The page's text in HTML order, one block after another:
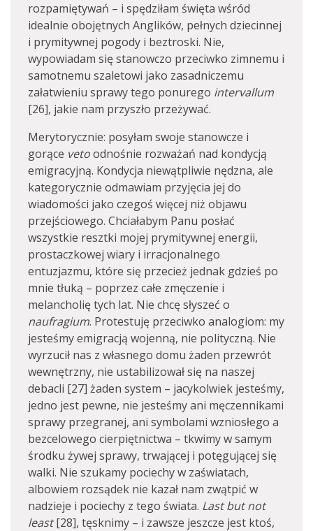
rozpamiętywań – i spędziłam święta wśród
idealnie obojętnych Anglików, pełnych dziecinnej
i prymitywnej pogody i beztroski. Nie,
wypowiadam się stanowczo przeciwko zimnemu i
samotnemu szaletowi jako zasadniczemu
załatwieniu sprawy tego ponurego intervallum
[26], jakie nam przyszło przeżywać.
Merytorycznie: posyłam swoje stanowcze i
gorące vetoodnośnie rozważań nad kondycją
emigracyjną. Kondycja niewątpliwie nędzna, ale
kategorycznie odmawiam przyjęcia jej do
wiadomości jako czegoś więcej niż objawu
przejściowego. Chciałabym Panu posłać
wszystkie resztki mojej prymitywnej energii,
prostaczkowej wiary i irracjonalnego
entuzjazmu, które się przecież jednak gdzieś po
mnie tłuką – poprzez całe zmęczenie i
melancholię tych lat. Nie chcę słyszeć o
naufragium. Protestuję przeciwko analogiom: my
jesteśmy emigracją wojenną, nie polityczną. Nie
wyrzucił nas z własnego domu żaden przewrót
wewnętrzny, nie ustabilizował się na naszej
debacli [27] żaden system – jacykolwiek jesteśmy,
jedno jest pewne, nie jesteśmy ani męczennikami
sprawy przegranej, ani symbolami wzniosłego a
bezcelowego cierpiętnictwa – tkwimy w samym
środku żywej sprawy, trwającej i potęgującej się
walki. Nie szukamy pociechy w zaświatach,
albowiem rozsądek nie kazał nam zwątpić w
nadzieje i pociechy z tego świata. Last but not
least[28], tęsknimy – i zawsze jeszcze jest ktoś,